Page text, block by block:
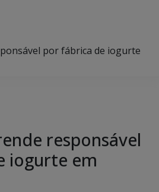
por fábrica de iogurte
responsável
iogurte em